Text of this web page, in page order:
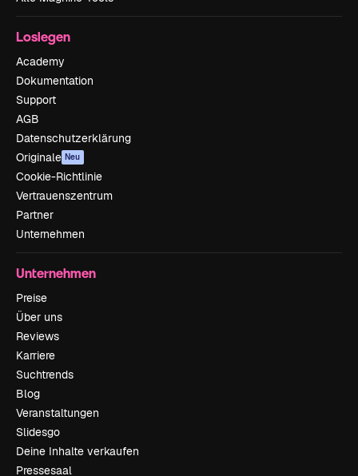
Loslegen
Academy
Dokumentation
Support
AGB
Datenschutzerklärung
Originale Neu
Cookie-Richtlinie
Vertrauenszentrum
Partner
Unternehmen
Unternehmen
Preise
Über uns
Reviews
Karriere
Suchtrends
Blog
Veranstaltungen
Slidesgo
Deine Inhalte verkaufen
Pressesaal